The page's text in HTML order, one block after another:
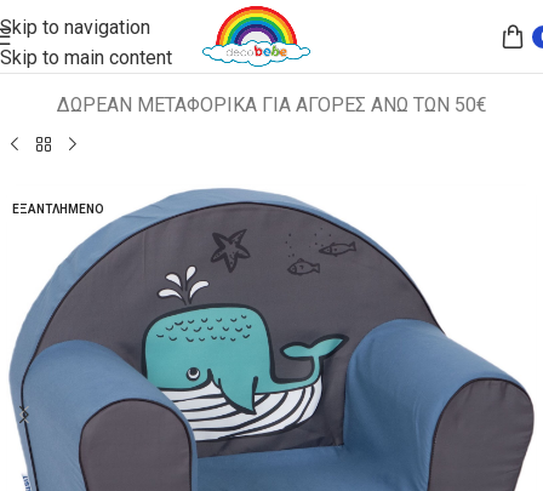
Skip to navigation
Skip to main content
ΔΩΡΕΑΝ ΜΕΤΑΦΟΡΙΚΑ ΓΙΑ ΑΓΟΡΕΣ ΑΝΩ ΤΩΝ 50€
Αρχική σελίδα ΠΑΙΔΙΚΑ ΚΑΘΙΣΜΑΤΑ ΠΟΛΥΘΡΟΝΑΚΙΑ
ΕΞΑΝΤΛΗΜΈΝΟ